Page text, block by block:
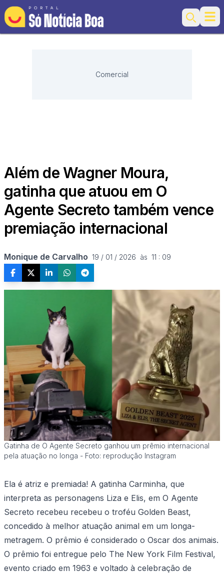
Search
Comercial
Além de Wagner Moura,
gatinha que atuou em O
Agente Secreto também vence
premiação internacional
Monique de Carvalho 19 / 01 / 2026  às  11 : 09
Gatinha de O Agente Secreto ganhou um prêmio internacional
pela atuação no longa - Foto: reprodução Instagram
Ela é atriz e premiada! A gatinha Carminha, que
interpreta as personagens Liza e Elis, em O Agente
Secreto recebeu recebeu o troféu Golden Beast,
concedido à melhor atuação animal em um longa-
metragem. O prêmio é considerado o Oscar dos animais.
O prêmio foi entregue pelo The New York Film Festival,
evento criado em 1963 e voltado à celebração de